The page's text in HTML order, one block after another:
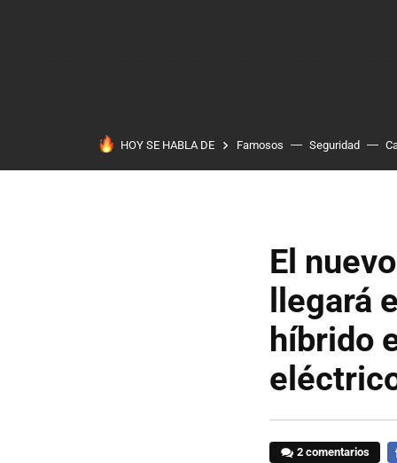
HOY SE HABLA DE Famosos Seguridad
El
llegará
híbrido
2 comentarios